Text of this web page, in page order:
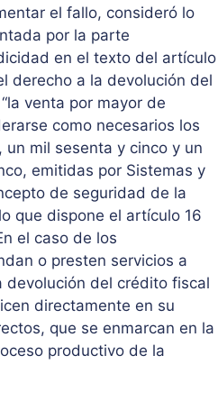
el fallo, consideró lo
por la parte
en el texto del artículo
derecho a la devolución del
venta por mayor de
como necesarios los
mil sesenta y cinco y un
emitidas por Sistemas y
de seguridad de la
que dispone el artículo 16
el caso de los
o presten servicios a
devolución del crédito fiscal
directamente en su
que se enmarcan en la
productivo de la